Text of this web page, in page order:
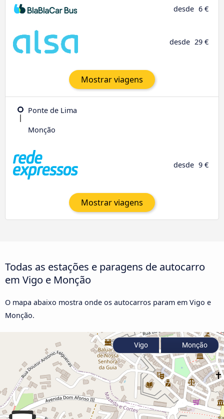
desde 6 €
desde 29 €
Mostrar viagens
Ponte de Lima
Monção
desde 9 €
Mostrar viagens
Todas as estações e paragens de autocarro
em Vigo e Monção
O mapa abaixo mostra onde os autocarros param em Vigo e
Monção.
Vigo Monção